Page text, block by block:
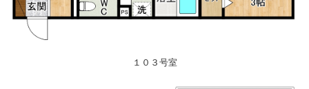
１０３号室